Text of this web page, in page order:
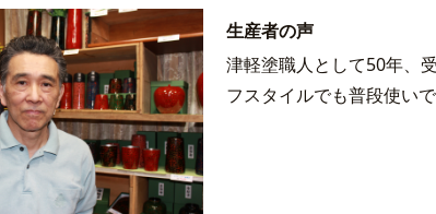
生産者の声
津軽塗職人として50年、
フスタイルでも普段使い